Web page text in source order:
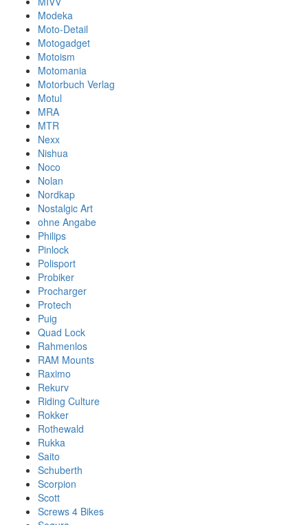
Modeka
Moto-Detail
Motogadget
Motoism
Motomania
Motorbuch Verlag
Motul
MRA
MTR
Nexx
Nishua
Noco
Nolan
Nordkap
Nostalgic Art
ohne Angabe
Philips
Pinlock
Polisport
Probiker
Procharger
Protech
Puig
Quad Lock
Rahmenlos
RAM Mounts
Raximo
Rekurv
Riding Culture
Rokker
Rothewald
Rukka
Saito
Schuberth
Scorpion
Scott
Screws 4 Bikes